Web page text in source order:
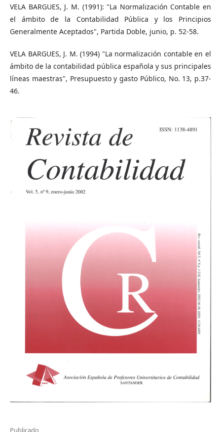
VELA BARGUES, J. M. (1991): "La Normalización Contable en
el ámbito de la Contabilidad Pública y los Principios
Generalmente Aceptados", Partida Doble, junio, p. 52-58.
VELA BARGUES, J. M. (1994) "La normalización contable en el
ámbito de la contabilidad pública española y sus principales
líneas maestras", Presupuesto y gasto Público, No. 13, p.37-
46.
Publicado